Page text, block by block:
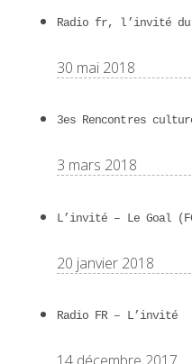
Radio fr, l’invité du
30 mai 2018
3es Rencontres
3 mars 2018
L’invité – Le Goal
20 janvier 2018
Radio FR – L’invité